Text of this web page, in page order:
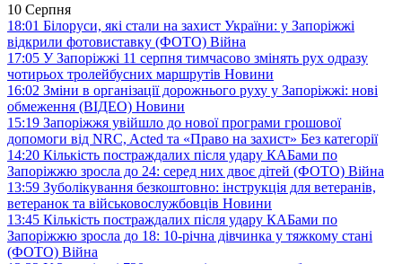
10 Серпня
18:01 Білоруси, які стали на захист України: у Запоріжжі
відкрили фотовиставку (ФОТО) Війна
17:05 У Запоріжжі 11 серпня тимчасово змінять рух одразу
чотирьох тролейбусних маршрутів Новини
16:02 Зміни в організації дорожнього руху у Запоріжжі: нові
обмеження (ВІДЕО) Новини
15:19 Запоріжжя увійшло до нової програми грошової
допомоги від NRC, Acted та «Право на захист» Без категорії
14:20 Кількість постраждалих після удару КАБами по
Запоріжжю зросла до 24: серед них двоє дітей (ФОТО) Війна
13:59 Зуболікування безкоштовно: інструкція для ветеранів,
ветеранок та військовослужбовців Новини
13:45 Кількість постраждалих після удару КАБами по
Запоріжжю зросла до 18: 10-річна дівчинка у тяжкому стані
(ФОТО) Війна